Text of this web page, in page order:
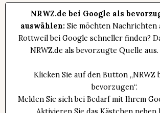
NRWZ.de bei Google als
auswählen: Sie möchten Nachrichten
Rottweil bei Google schneller finden?
NRWZ.de als bevorzugte Quelle aus.
Klicken Sie auf den Button „NRWZ
bevorzugen“.
Melden Sie sich bei Bedarf mit Ihrem